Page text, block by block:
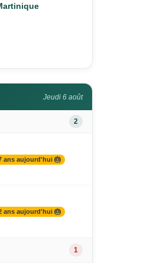
Jeudi 6 août
2
ans aujourd'hui 🎂
ans aujourd'hui 🎂
1